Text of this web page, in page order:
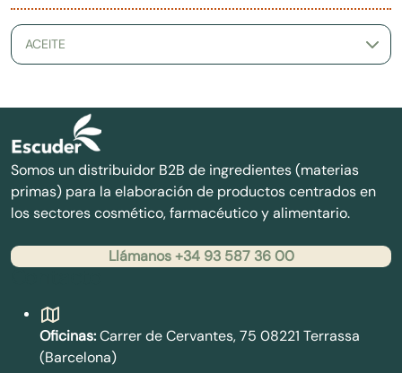
Somos un distribuidor B2B de ingredientes (materias
primas) para la elaboración de productos centrados en
los sectores cosmético, farmacéutico y alimentario.
Llámanos +34 93 587 36 00
Oficinas:Carrer de Cervantes, 75 08221 Terrassa
(Barcelona)